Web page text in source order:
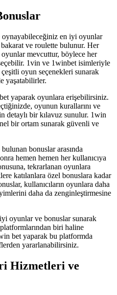
en iyi oyunlar
ve roulette bulunur. Her
mevcuttur, böylece her
1vin ve 1winbet isimleriyle
çeşitli oyun seçenekleri sunarak
yaşatabilirler.
yaparak oyunlara erişebilirsiniz.
oyunun kurallarını ve
detaylı bir kılavuz sunulur. 1win
bir ortam sunarak güvenli ve
bonuslar arasında
hemen hemen her kullanıcıya
tekrarlanan oyunlara
katılanlara özel bonuslara kadar
kullanıcıların oyunlara daha
daha da zenginleştirmesine
oyunlar ve bonuslar sunarak
biri haline
bet yaparak bu platformda
yararlanabilirsiniz.
Hizmetleri ve